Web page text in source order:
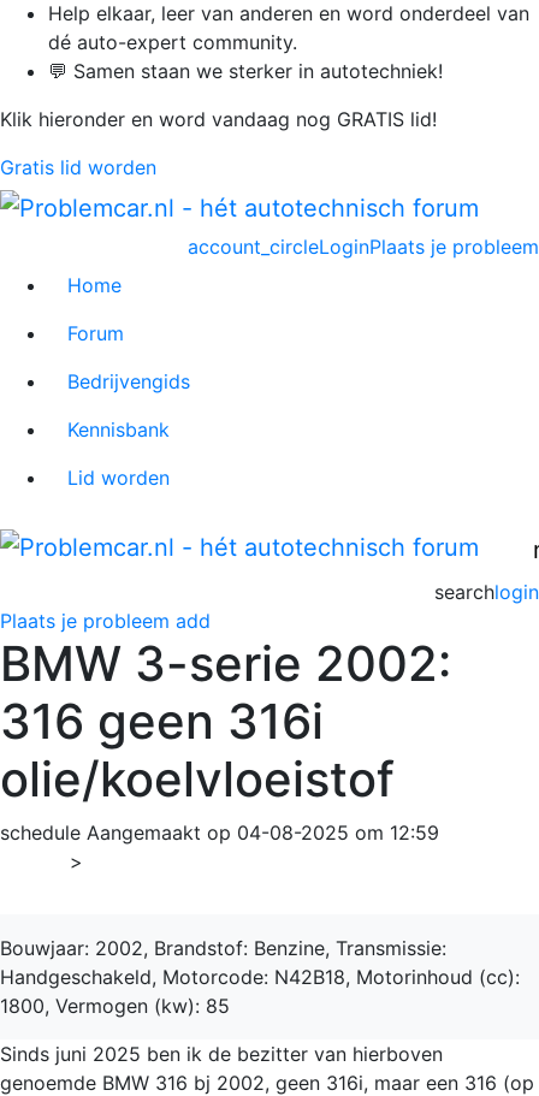
Help elkaar, leer van anderen en word onderdeel van
dé auto-expert community.
💬 Samen staan we sterker in autotechniek!
Klik hieronder en word vandaag nog GRATIS lid!
Gratis lid worden
Plaats je probleem
account_circleLogin
Home
Forum
Bedrijvengids
Kennisbank
Lid worden
login
search
Plaats je probleem add
BMW 3-serie 2002:
316 geen 316i
olie/koelvloeistof
schedule Aangemaakt op 04-08-2025 om 12:59
>
Bouwjaar: 2002, Brandstof: Benzine, Transmissie:
Handgeschakeld, Motorcode: N42B18, Motorinhoud (cc):
1800, Vermogen (kw): 85
Sinds juni 2025 ben ik de bezitter van hierboven
genoemde BMW 316 bj 2002, geen 316i, maar een 316 (op